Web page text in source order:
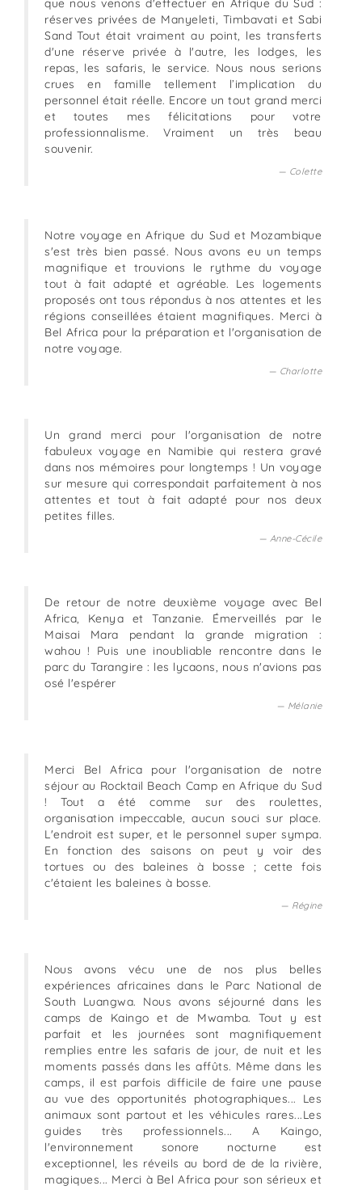
réserves privées de Manyeleti, Timbavati et Sabi
Sand Tout était vraiment au point, les transferts
d'une réserve privée à l'autre, les lodges, les
repas, les safaris, le service. Nous nous serions
crues en famille tellement l’implication du
personnel était réelle. Encore un tout grand merci
et toutes mes félicitations pour votre
professionnalisme. Vraiment un très beau
souvenir.
Colette
Notre voyage en Afrique du Sud et Mozambique
s'est très bien passé. Nous avons eu un temps
magnifique et trouvions le rythme du voyage
tout à fait adapté et agréable. Les logements
proposés ont tous répondus à nos attentes et les
régions conseillées étaient magnifiques. Merci à
Bel Africa pour la préparation et l'organisation de
notre voyage.
Charlotte
Un grand merci pour l'organisation de notre
fabuleux voyage en Namibie qui restera gravé
dans nos mémoires pour longtemps ! Un voyage
sur mesure qui correspondait parfaitement à nos
attentes et tout à fait adapté pour nos deux
petites filles.
Anne-Cécile
De retour de notre deuxième voyage avec Bel
Africa, Kenya et Tanzanie. Émerveillés par le
Maisai Mara pendant la grande migration :
wahou ! Puis une inoubliable rencontre dans le
parc du Tarangire : les lycaons, nous n'avions pas
osé l'espérer
Mélanie
Merci Bel Africa pour l'organisation de notre
séjour au Rocktail Beach Camp en Afrique du Sud
! Tout a été comme sur des roulettes,
organisation impeccable, aucun souci sur place.
L'endroit est super, et le personnel super sympa.
En fonction des saisons on peut y voir des
tortues ou des baleines à bosse ; cette fois
c'étaient les baleines à bosse.
Régine
Nous avons vécu une de nos plus belles
expériences africaines dans le Parc National de
South Luangwa. Nous avons séjourné dans les
camps de Kaingo et de Mwamba. Tout y est
parfait et les journées sont magnifiquement
remplies entre les safaris de jour, de nuit et les
moments passés dans les affûts. Même dans les
camps, il est parfois difficile de faire une pause
au vue des opportunités photographiques... Les
animaux sont partout et les véhicules rares...Les
guides très professionnels... A Kaingo,
l'environnement sonore nocturne est
exceptionnel, les réveils au bord de de la rivière,
magiques... Merci à Bel Africa pour son sérieux et